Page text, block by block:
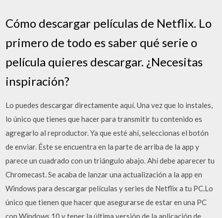
Cómo descargar películas de Netflix. Lo
primero de todo es saber qué serie o
película quieres descargar. ¿Necesitas
inspiración?
Lo puedes descargar directamente aquí. Una vez que lo instales,
lo único que tienes que hacer para transmitir tu contenido es
agregarlo al reproductor. Ya que esté ahí, seleccionas el botón
de enviar. Éste se encuentra en la parte de arriba de la app y
parece un cuadrado con un triángulo abajo. Ahí debe aparecer tu
Chromecast. Se acaba de lanzar una actualización a la app en
Windows para descargar películas y series de Netflix a tu PC.Lo
único que tienen que hacer que asegurarse de estar en una PC
con Windows 10 y tener la última versión de la aplicación de